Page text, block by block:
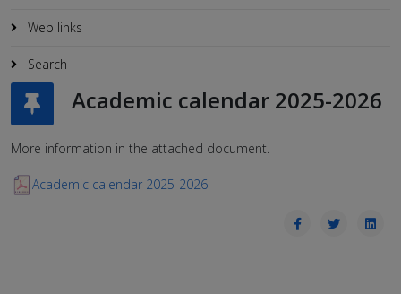
Web links
Search
Academic calendar 2025-2026
More information in the attached document.
Academic calendar 2025-2026